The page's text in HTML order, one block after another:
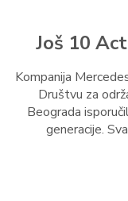
Još 10
Kompanija
Društvu za
Beograda
generacije.